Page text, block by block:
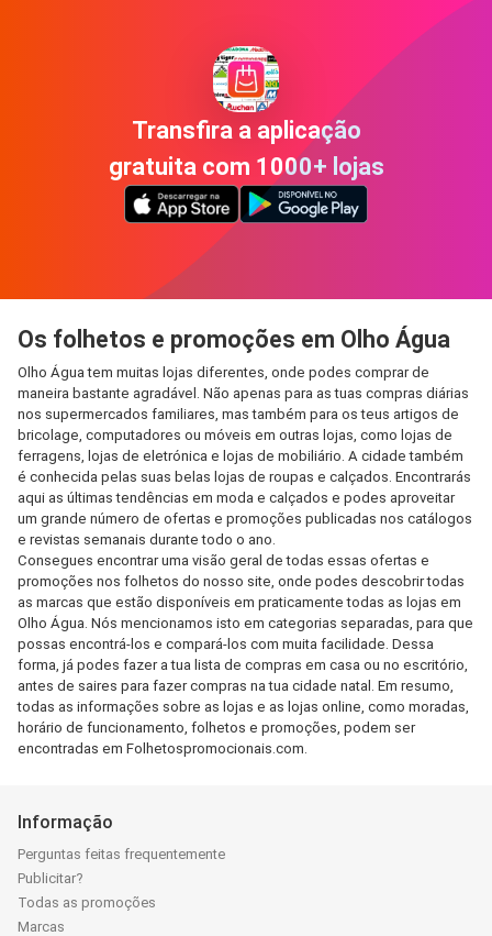
Transfira a aplicação
gratuita com 1000+ lojas
Os folhetos e promoções em Olho Água
Olho Água tem muitas lojas diferentes, onde podes comprar de
maneira bastante agradável. Não apenas para as tuas compras diárias
nos supermercados familiares, mas também para os teus artigos de
bricolage, computadores ou móveis em outras lojas, como lojas de
ferragens, lojas de eletrónica e lojas de mobiliário. A cidade também
é conhecida pelas suas belas lojas de roupas e calçados. Encontrarás
aqui as últimas tendências em moda e calçados e podes aproveitar
um grande número de ofertas e promoções publicadas nos catálogos
e revistas semanais durante todo o ano.
Consegues encontrar uma visão geral de todas essas ofertas e
promoções nos folhetos do nosso site, onde podes descobrir todas
as marcas que estão disponíveis em praticamente todas as lojas em
Olho Água. Nós mencionamos isto em categorias separadas, para que
possas encontrá-los e compará-los com muita facilidade. Dessa
forma, já podes fazer a tua lista de compras em casa ou no escritório,
antes de saires para fazer compras na tua cidade natal. Em resumo,
todas as informações sobre as lojas e as lojas online, como moradas,
horário de funcionamento, folhetos e promoções, podem ser
encontradas em Folhetospromocionais.com.
Informação
Perguntas feitas frequentemente
Publicitar?
Todas as promoções
Marcas